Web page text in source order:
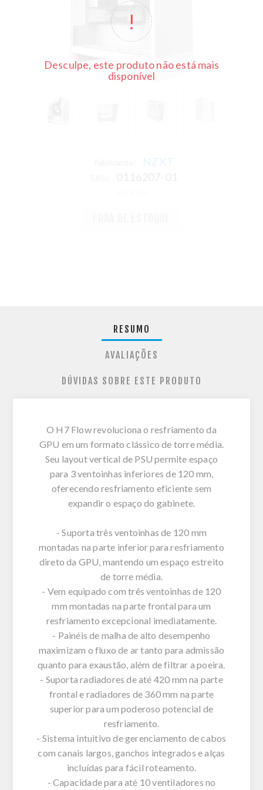
Desculpe, este produto não está mais
disponível
NZXT
RESUMO
AVALIAÇÕES
DÚVIDAS SOBRE ESTE PRODUTO
O H7 Flow revoluciona o resfriamento da
GPU em um formato clássico de torre média.
Seu layout vertical de PSU permite espaço
para 3 ventoinhas inferiores de 120 mm,
oferecendo resfriamento eficiente sem
expandir o espaço do gabinete.
- Suporta três ventoinhas de 120 mm
montadas na parte inferior para resfriamento
direto da GPU, mantendo um espaço estreito
de torre média.
- Vem equipado com três ventoinhas de 120
mm montadas na parte frontal para um
resfriamento excepcional imediatamente.
- Painéis de malha de alto desempenho
maximizam o fluxo de ar tanto para admissão
quanto para exaustão, além de filtrar a poeira.
- Suporta radiadores de até 420 mm na parte
frontal e radiadores de 360 mm na parte
superior para um poderoso potencial de
resfriamento.
- Sistema intuitivo de gerenciamento de cabos
com canais largos, ganchos integrados e alças
incluídas para fácil roteamento.
- Capacidade para até 10 ventiladores no